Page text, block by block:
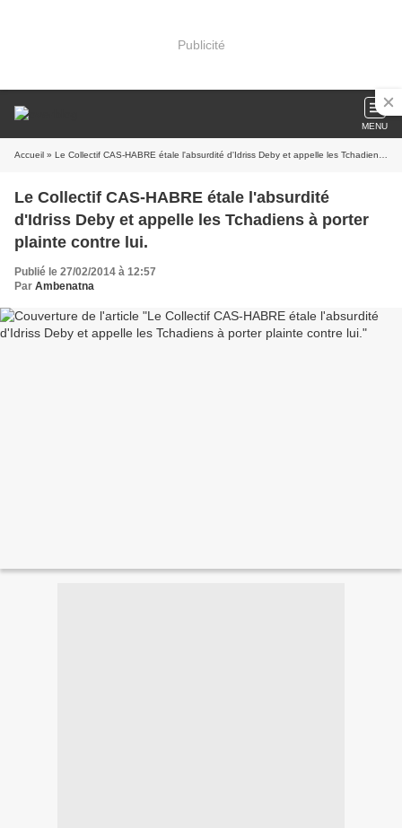
Publicité
MENU
Accueil » Le Collectif CAS-HABRE étale l'absurdité d'Idriss Deby et appelle les Tchadiens à porter plainte contre lui.
Le Collectif CAS-HABRE étale l'absurdité
d'Idriss Deby et appelle les Tchadiens à porter
plainte contre lui.
Publié le 27/02/2014 à 12:57
Par Ambenatna